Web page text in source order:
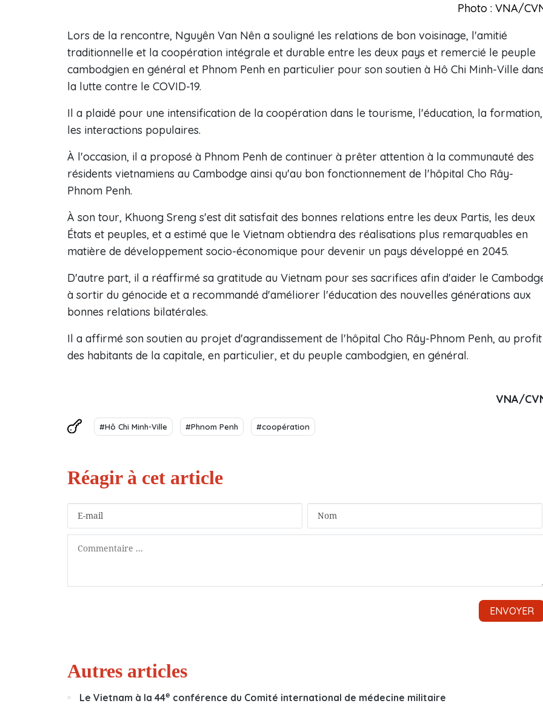
Photo : VNA/
Lors de la rencontre, Nguyên Van Nên a souligné les relations de bon voisinage, l'amitié
traditionnelle et la coopération intégrale et durable entre les deux pays et remercié le peuple
cambodgien en général et Phnom Penh en particulier pour son soutien à Hô Chi Minh-Ville
la lutte contre le COVID-19.
Il a plaidé pour une intensification de la coopération dans le tourisme, l'éducation, la formation,
les interactions populaires.
À l'occasion, il a proposé à Phnom Penh de continuer à prêter attention à la communauté des
résidents vietnamiens au Cambodge ainsi qu'au bon fonctionnement de l'hôpital Cho Rây-
Phnom Penh.
À son tour, Khuong Sreng s'est dit satisfait des bonnes relations entre les deux Partis, les deux
États et peuples, et a estimé que le Vietnam obtiendra des réalisations plus remarquables en
matière de développement socio-économique pour devenir un pays développé en 2045.
D'autre part, il a réaffirmé sa gratitude au Vietnam pour ses sacrifices afin d'aider le
à sortir du génocide et a recommandé d'améliorer l'éducation des nouvelles générations aux
bonnes relations bilatérales.
Il a affirmé son soutien au projet d'agrandissement de l'hôpital Cho Rây-Phnom Penh, au profit
des habitants de la capitale, en particulier, et du peuple cambodgien, en général.
VNA/
#Hô Chi Minh-Ville #Phnom Penh #coopération
Autres articles
Le Vietnam à la 44e conférence du Comité international de médecine militaire